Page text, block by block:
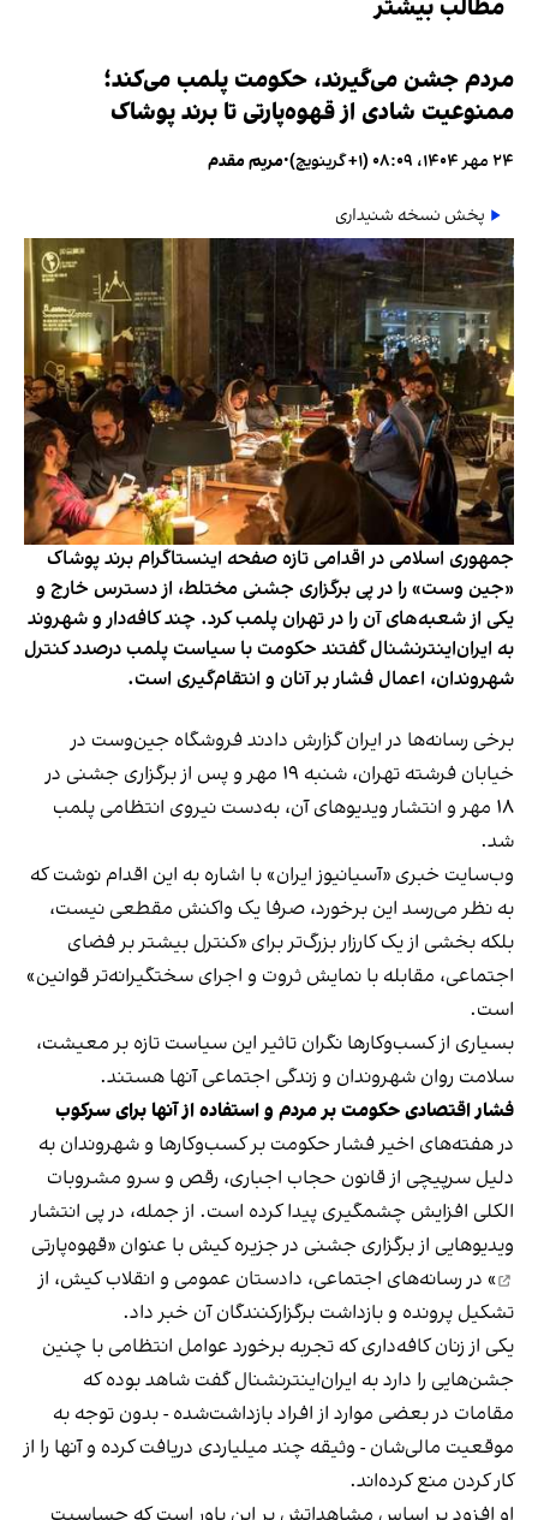
مطالب بیشتر
مردم جشن می‌گیرند، حکومت پلمب می‌کند؛
ممنوعیت شادی از قهوه‌پارتی تا برند پوشاک
۲۴ مهر ۱۴۰۴، ۰۸:۰۹ (‎+۱ گرینویچ) •مریم مقدم
پخش نسخه شنیداری
جمهوری اسلامی در اقدامی تازه صفحه اینستاگرام برند پوشاک
«جین وست» را در پی برگزاری جشنی مختلط، از دسترس خارج و
یکی از شعبه‌های آن را در تهران پلمب کرد. چند کافه‌‌دار و شهروند
به ایران‌اینترنشنال گفتند حکومت با سیاست پلمب درصدد کنترل
شهروندان، اعمال فشار بر آنان و انتقام‌گیری است.
برخی رسانه‌ها در ایران گزارش دادند فروشگاه جین‌وست در
خیابان فرشته تهران، شنبه ۱۹ مهر و پس از برگزاری جشنی در
۱۸ مهر و انتشار ویدیوهای آن، به‌دست نیروی انتظامی پلمب
شد.
وب‌سایت خبری «آسیانیوز ایران» با اشاره به این اقدام نوشت که
به نظر می‌رسد این برخورد، صرفا یک واکنش مقطعی نیست،
بلکه بخشی از یک کارزار بزرگ‌تر برای «کنترل بیشتر بر فضای
اجتماعی، مقابله با نمایش ثروت و اجرای سختگیرانه‌تر قوانین»
است.
بسیاری از کسب‌وکارها نگران تاثیر این سیاست‌ تازه بر معیشت،
سلامت روان شهروندان و زندگی اجتماعی آنها هستند.
فشار اقتصادی حکومت بر مردم و استفاده از آنها برای سرکوب
در هفته‌های اخیر فشار حکومت بر کسب‌وکارها و شهروندان به
دلیل سرپیچی از قانون حجاب اجباری، رقص و سرو مشروبات
الکلی افزایش چشمگیری پیدا کرده است. از جمله، در پی انتشار
ویدیوهایی از برگزاری جشنی در جزیره کیش با عنوان «قهوه‌پارتی
» در رسانه‌های اجتماعی، دادستان عمومی و انقلاب کیش، از
تشکیل پرونده و بازداشت برگزارکنندگان آن خبر داد.
یکی از زنان کافه‌داری که تجربه برخورد عوامل انتظامی با چنین
جشن‌هایی را دارد به ایران‌اینترنشنال گفت شاهد بوده که
مقامات در بعضی موارد از افراد بازداشت‌‌شده - بدون توجه به
موقعیت مالی‌شان - وثیقه چند میلیاردی دریافت کرده و آنها را از
کار کردن منع کرده‌اند.